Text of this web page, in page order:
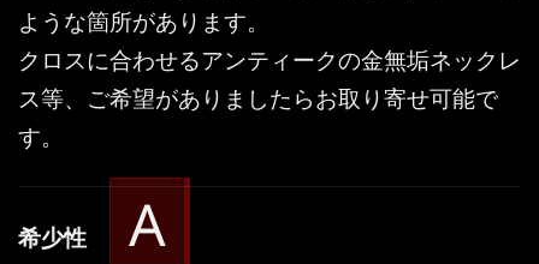
ような箇所があります。
クロスに合わせるアンティークの金無垢ネックレ
ス等、ご希望がありましたらお取り寄せ可能で
す。
希少性 A